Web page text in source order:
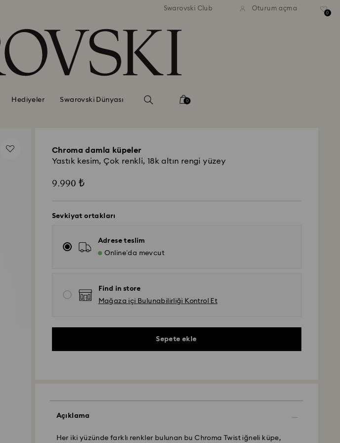
Swarovski Club Oturum açma
0
Hediyeler Swarovski Dünyası 0
Chroma damla küpeler
Yastık kesim, Çok renkli, 18k altın rengi yüzey
9.990 ₺
Sevkiyat ortakları
Adrese teslim
Online’da mevcut
Find in store
Mağaza içi Bulunabilirliği Kontrol Et
Sepete ekle
Açıklama
Her iki yüzünde farklı renkler bulunan bu Chroma Twist iğneli küpe,